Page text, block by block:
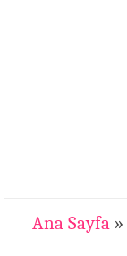
Ana Sayfa»